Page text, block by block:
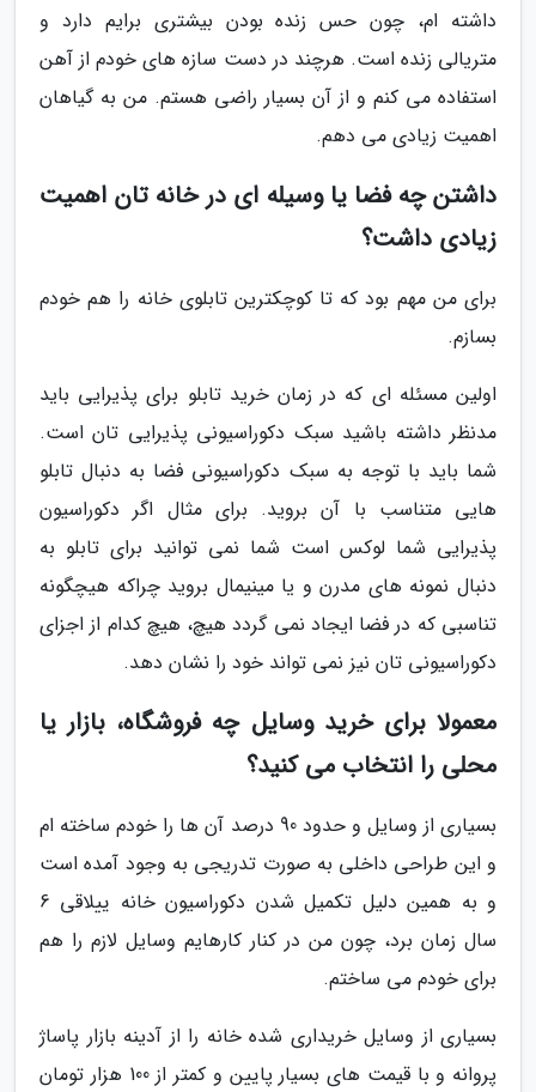
داشته ام، چون حس زنده بودن بیشتری برایم دارد و
متریالی زنده است. هرچند در دست سازه های خودم از آهن
استفاده می کنم و از آن بسیار راضی هستم. من به گیاهان
اهمیت زیادی می دهم.
داشتن چه فضا یا وسیله ای در خانه تان اهمیت
زیادی داشت؟
برای من مهم بود که تا کوچکترین تابلوی خانه را هم خودم
بسازم.
اولین مسئله ای که در زمان خرید تابلو برای پذیرایی باید
مدنظر داشته باشید سبک دکوراسیونی پذیرایی تان است.
شما باید با توجه به سبک دکوراسیونی فضا به دنبال تابلو
هایی متناسب با آن بروید. برای مثال اگر دکوراسیون
پذیرایی شما لوکس است شما نمی توانید برای تابلو به
دنبال نمونه های مدرن و یا مینیمال بروید چراکه هیچگونه
تناسبی که در فضا ایجاد نمی گردد هیچ، هیچ کدام از اجزای
دکوراسیونی تان نیز نمی تواند خود را نشان دهد.
معمولا برای خرید وسایل چه فروشگاه، بازار یا
محلی را انتخاب می کنید؟
بسیاری از وسایل و حدود 90 درصد آن ها را خودم ساخته ام
و این طراحی داخلی به صورت تدریجی به وجود آمده است
و به همین دلیل تکمیل شدن دکوراسیون خانه ییلاقی 6
سال زمان برد، چون من در کنار کارهایم وسایل لازم را هم
برای خودم می ساختم.
بسیاری از وسایل خریداری شده خانه را از آدینه بازار پاساژ
پروانه و با قیمت های بسیار پایین و کمتر از 100 هزار تومان